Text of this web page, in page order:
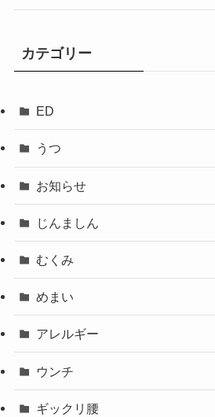
カテゴリー
ED
うつ
お知らせ
じんましん
むくみ
めまい
アレルギー
ウンチ
ギックリ腰